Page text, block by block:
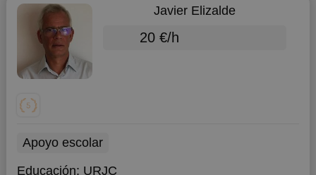
Javier Elizalde
20 €/h
Apoyo escolar
Educación: URJC